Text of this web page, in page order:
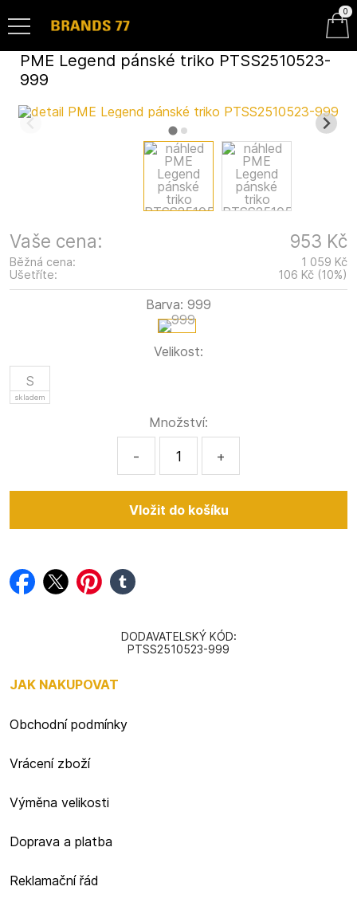
PME Legend pánské triko PTSS2510523-
999
Vaše cena: 953 Kč
Běžná cena:
1 059 Kč
Ušetříte:
106 Kč (10%)
Barva: 999
Velikost:
S
skladem
Množství:
- +
facebook
twitterpinterest
tumblr
DODAVATELSKÝ KÓD:
PTSS2510523-999
0
JAK NAKUPOVAT
Obchodní podmínky
Vrácení zboží
Výměna velikosti
Doprava a platba
Reklamační řád